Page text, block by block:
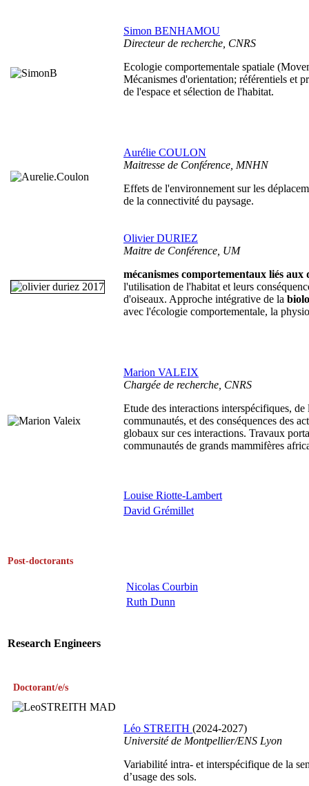
Simon BENHAMOU
Directeur de recherche, CNRS
Ecologie comportementale spatiale
Mécanismes d'orientation; référentiels et
de l'espace et sélection de l'habitat.
Aurélie COULON
Maitresse de Conférence, MNHN
Effets de l'environnement sur les
de la connectivité du paysage.
Olivier DURIEZ
Maitre de Conférence, UM
mécanismes comportementaux liés aux
l'utilisation de l'habitat et leurs
d'oiseaux. Approche intégrative de la
avec l'écologie comportementale, la
Marion VALEIX
Chargée de recherche, CNRS
Etude des interactions interspécifiques,
communautés, et des conséquences des
globaux sur ces interactions. Travaux
communautés de grands mammifères
Louise Riotte-Lambert
David Grémillet
Post-doctorants
Nicolas Courbin
Ruth Dunn
Research Engineers
Doctorant/e/s
Léo STREITH (2024-2027)
Université de Montpellier/ENS Lyon
Variabilité intra- et interspécifique de la
d’usage des sols.